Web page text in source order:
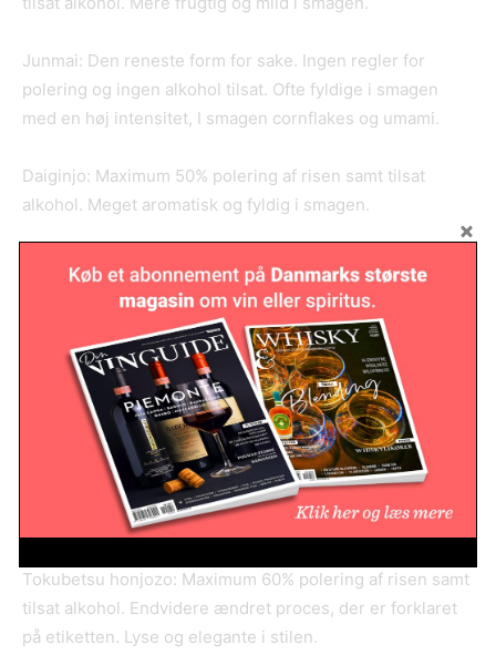
Junmai: Den reneste form for sake. Ingen regler for
polering og ingen alkohol tilsat. Ofte fyldige i smagen
med en høj intensitet, I smagen cornflakes og umami.
Daiginjo: Maximum 50% polering af risen samt tilsat
alkohol. Meget aromatisk og fyldig i smagen.
Ginjo: Maximum 60% polering af risen samt tilsat alkohol.
Aromatisk og meget ren i smagen.
Honjozo: Maximum 70% polering af risen samt en lille del
alkohol tilsat for at tilføje aroma. En frisk og let sake,
nærmest vinøs i stilen.
Tokubetsu junmai: Maximum 70% polering af risen samt
tilsat alkohol. Mere kraftige i alkoholen men rene og
Tokubetsu honjozo: Maximum 60% polering af risen samt
tilsat alkohol. Endvidere ændret proces, der er forklaret
på etiketten. Lyse og elegante i stilen.